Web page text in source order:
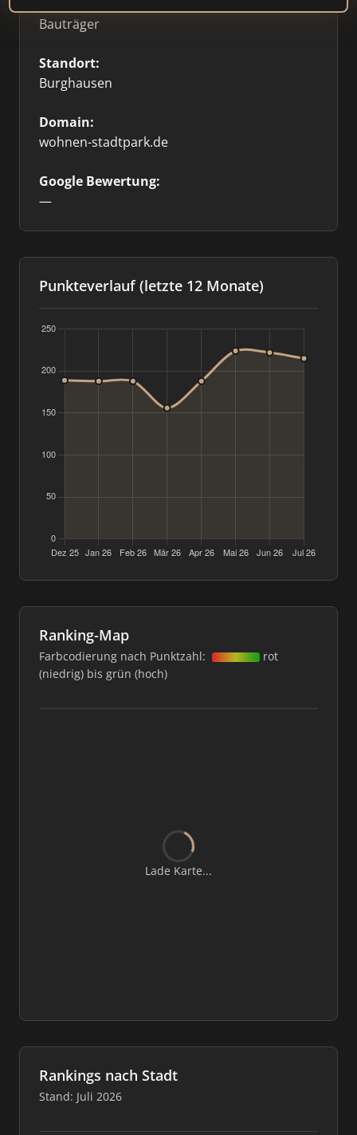
Bauträger
Standort:
Burghausen
Domain:
wohnen-stadtpark.de
Google Bewertung:
—
Punkteverlauf (letzte 12 Monate)
Ranking-Map
Farbcodierung nach Punktzahl:
rot
(niedrig) bis grün (hoch)
Lade Karte...
Rankings nach Stadt
Stand: Juli 2026